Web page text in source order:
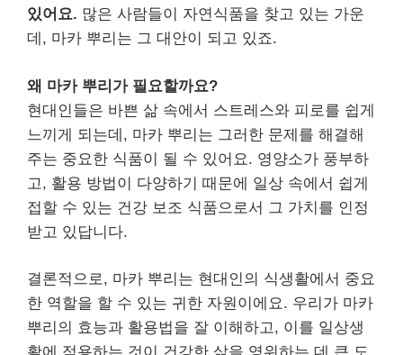
있어요. 많은 사람들이 자연식품을 찾고 있는 가운
데, 마카 뿌리는 그 대안이 되고 있죠.
왜 마카 뿌리가 필요할까요?
현대인들은 바쁜 삶 속에서 스트레스와 피로를 쉽게
느끼게 되는데, 마카 뿌리는 그러한 문제를 해결해
주는 중요한 식품이 될 수 있어요. 영양소가 풍부하
고, 활용 방법이 다양하기 때문에 일상 속에서 쉽게
접할 수 있는 건강 보조 식품으로서 그 가치를 인정
받고 있답니다.
결론적으로, 마카 뿌리는 현대인의 식생활에서 중요
한 역할을 할 수 있는 귀한 자원이에요. 우리가 마카
뿌리의 효능과 활용법을 잘 이해하고, 이를 일상생